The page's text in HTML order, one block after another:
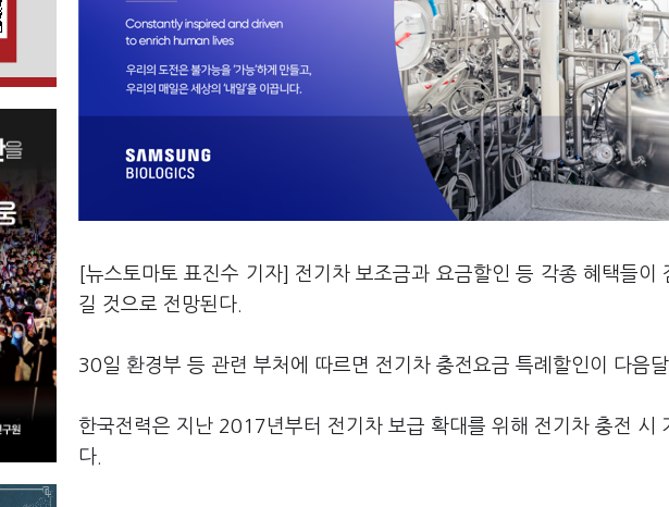
[뉴스토마토 표진수 기자] 전기차 보조금과 요금할인 등 각종 혜택들이
길 것으로 전망된다.
30일 환경부 등 관련 부처에 따르면 전기차 충전요금 특례할인이 다음
한국전력은 지난 2017년부터 전기차 보급 확대를 위해 전기차 충전 시
다.